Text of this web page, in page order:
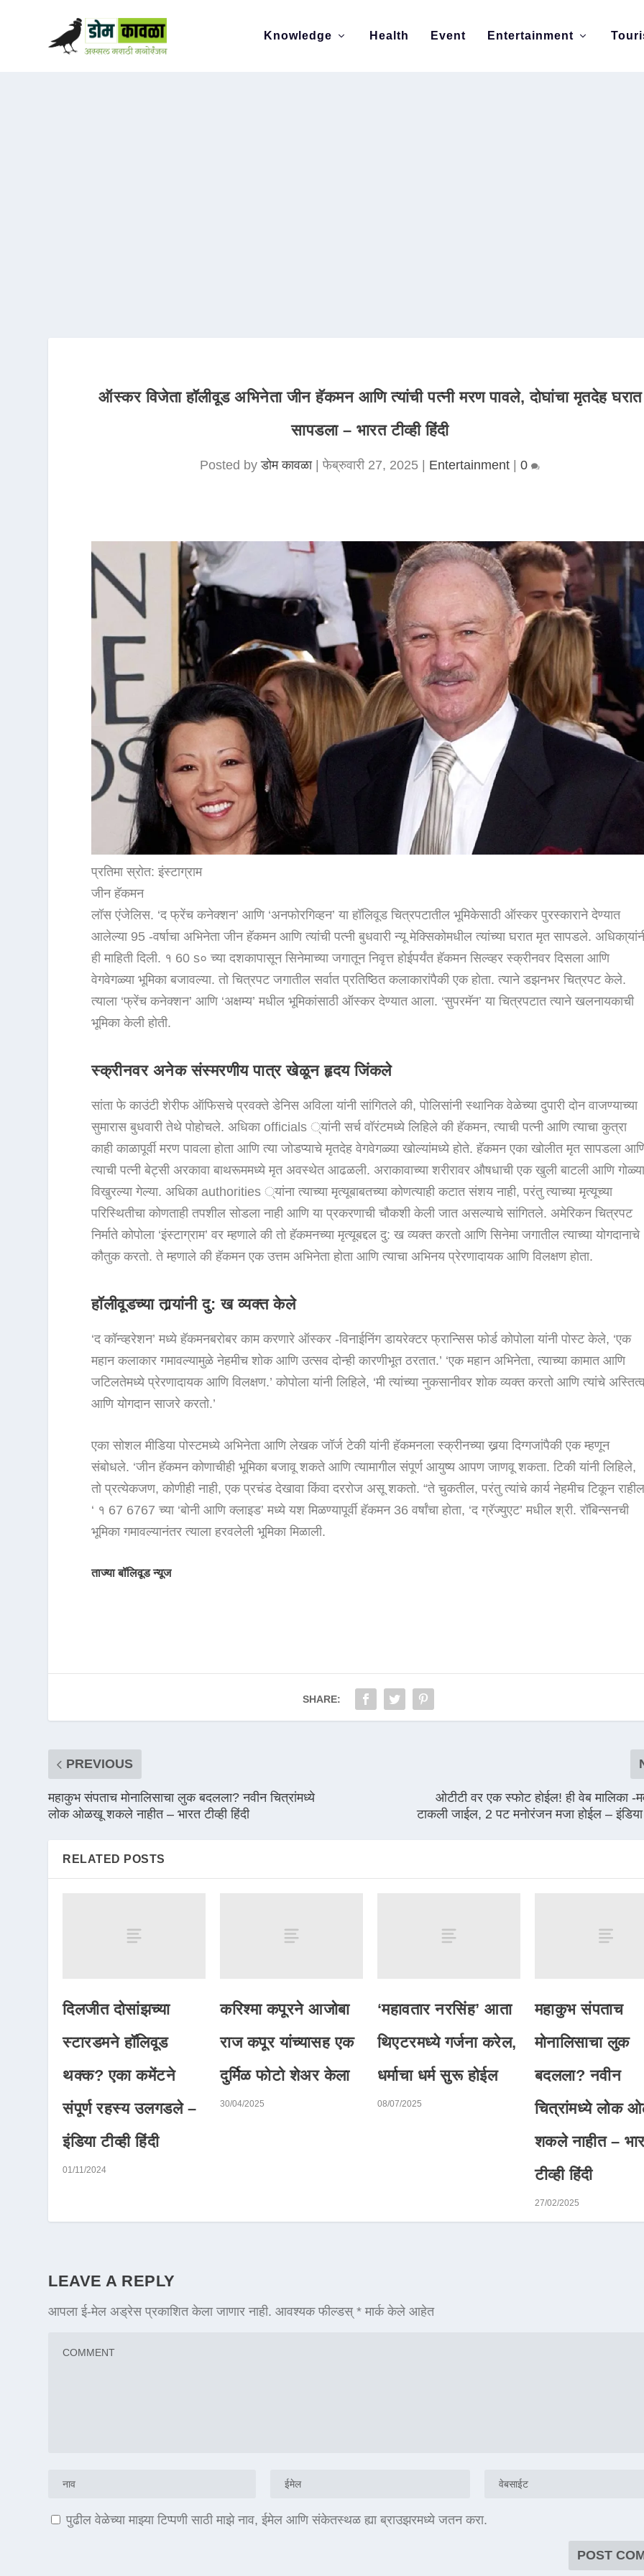
Knowledge Health Event Entertainment
ऑस्कर विजेता हॉलीवूड अभिनेता जीन हॅकमन आणि त्यांची पत्नी मरण पावले, दोघांचा मृतदेह घरात
सापडला – भारत टीव्ही हिंदी
Posted byडोम कावळा|फेब्रुवारी 27, 2025 Entertainment |0
प्रतिमा स्रोत: इंस्टाग्राम
जीन हॅकमन
लॉस एंजेलिस. ‘द फ्रेंच कनेक्शन’ आणि ‘अनफोरगिव्हन’ या हॉलिवूड चित्रपटातील भूमिकेसाठी ऑस्कर पुरस्काराने देण्यात
आलेल्या 95 -वर्षाचा अभिनेता जीन हॅकमन आणि त्यांची पत्नी बुधवारी न्यू मेक्सिकोमधील त्यांच्या घरात मृत सापडले.
ही माहिती दिली. १ 60 s० च्या दशकापासून सिनेमाच्या जगातून निवृत्त होईपर्यंत हॅकमन सिल्व्हर स्क्रीनवर दिसला आणि
वेगवेगळ्या भूमिका बजावल्या. तो चित्रपट जगातील सर्वात प्रतिष्ठित कलाकारांपैकी एक होता. त्याने डझनभर चित्रपट केले.
त्याला ‘फ्रेंच कनेक्शन’ आणि ‘अक्षम्य’ मधील भूमिकांसाठी ऑस्कर देण्यात आला. ‘सुपरमॅन’ या चित्रपटात त्याने खलनायकाची
भूमिका केली होती.
स्क्रीनवर अनेक संस्मरणीय पात्र खेळून हृदय जिंकले
सांता फे काउंटी शेरीफ ऑफिसचे प्रवक्ते डेनिस अविला यांनी सांगितले की, पोलिसांनी स्थानिक वेळेच्या दुपारी दोन वाजण्याच्या
सुमारास बुधवारी तेथे पोहोचले. अधिका officials ्यांनी सर्च वॉरंटमध्ये लिहिले की हॅकमन, त्याची पत्नी आणि त्याचा कुत्रा
काही काळापूर्वी मरण पावला होता आणि त्या जोडप्याचे मृतदेह वेगवेगळ्या खोल्यांमध्ये होते. हॅकमन एका खोलीत मृत सापडला
त्याची पत्नी बेट्सी अरकावा बाथरूममध्ये मृत अवस्थेत आढळली. अराकावाच्या शरीरावर औषधाची एक खुली बाटली आणि
विखुरल्या गेल्या. अधिका authorities ्यांना त्याच्या मृत्यूबाबतच्या कोणत्याही कटात संशय नाही, परंतु त्याच्या मृत्यूच्या
परिस्थितीचा कोणताही तपशील सोडला नाही आणि या प्रकरणाची चौकशी केली जात असल्याचे सांगितले. अमेरिकन चित्रपट
निर्माते कोपोला ‘इंस्टाग्राम’ वर म्हणाले की तो हॅकमनच्या मृत्यूबद्दल दु: ख व्यक्त करतो आणि सिनेमा जगातील त्याच्या योगदानाचे
कौतुक करतो. ते म्हणाले की हॅकमन एक उत्तम अभिनेता होता आणि त्याचा अभिनय प्रेरणादायक आणि विलक्षण होता.
हॉलीवूडच्या तार्‍यांनी दु: ख व्यक्त केले
‘द कॉन्व्हरेशन’ मध्ये हॅकमनबरोबर काम करणारे ऑस्कर -विनाईनिंग डायरेक्टर फ्रान्सिस फोर्ड कोपोला यांनी पोस्ट केले, ‘एक
महान कलाकार गमावल्यामुळे नेहमीच शोक आणि उत्सव दोन्ही कारणीभूत ठरतात.’ ‘एक महान अभिनेता, त्याच्या कामात आणि
जटिलतेमध्ये प्रेरणादायक आणि विलक्षण.’ कोपोला यांनी लिहिले, ‘मी त्यांच्या नुकसानीवर शोक व्यक्त करतो आणि त्यांचे
आणि योगदान साजरे करतो.’
एका सोशल मीडिया पोस्टमध्ये अभिनेता आणि लेखक जॉर्ज टेकी यांनी हॅकमनला स्क्रीनच्या खर्‍या दिग्गजांपैकी एक म्हणून
संबोधले. ‘जीन हॅकमन कोणाचीही भूमिका बजावू शकते आणि त्यामागील संपूर्ण आयुष्य आपण जाणवू शकता. टिकी यांनी लिहिले,
तो प्रत्येकजण, कोणीही नाही, एक प्रचंड देखावा किंवा दररोज असू शकतो. “ते चुकतील, परंतु त्यांचे कार्य नेहमीच टिकून
‘ १ 67 6767 च्या ‘बोनी आणि क्लाइड’ मध्ये यश मिळण्यापूर्वी हॅकमन 36 वर्षांचा होता, ‘द ग्रॅज्युएट’ मधील श्री. रॉबिन्सनची
भूमिका गमावल्यानंतर त्याला हरवलेली भूमिका मिळाली.
ताज्या बॉलिवूड न्यूज
SHARE:
PREVIOUS
महाकुभ संपताच मोनालिसाचा लुक बदलला? नवीन चित्रांमध्ये
लोक ओळखू शकले नाहीत – भारत टीव्ही हिंदी
ओटीटी वर एक स्फोट होईल! ही वेब मालिका -
टाकली जाईल, 2 पट मनोरंजन मजा होईल – इंडिया
RELATED POSTS
दिलजीत दोसांझच्या
स्टारडमने हॉलिवूड
थक्क? एका कमेंटने
संपूर्ण रहस्य उलगडले –
इंडिया टीव्ही हिंदी
01/11/2024
करिश्मा कपूरने आजोबा
राज कपूर यांच्यासह एक
दुर्मिळ फोटो शेअर केला
30/04/2025
‘महावतार नरसिंह’ आता
थिएटरमध्ये गर्जना करेल,
धर्माचा धर्म सुरू होईल
08/07/2025
महाकुभ संपताच
मोनालिसाचा लुक
बदलला? नवीन
चित्रांमध्ये लोक
शकले नाहीत –
टीव्ही हिंदी
27/02/2025
LEAVE A REPLY
आपला ई-मेल अड्रेस प्रकाशित केला जाणार नाही. आवश्यक फील्डस्* मार्क केले आहेत
पुढील वेळेच्या माझ्या टिप्पणी साठी माझे नाव, ईमेल आणि संकेतस्थळ ह्या ब्राउझरमध्ये जतन करा.